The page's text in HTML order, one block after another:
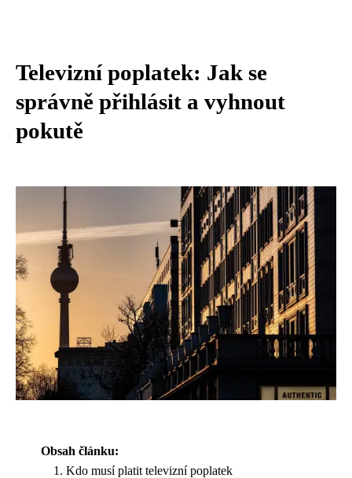
Televizní poplatek: Jak se
správně přihlásit a vyhnout
pokutě
Obsah článku:
Kdo musí platit televizní poplatek